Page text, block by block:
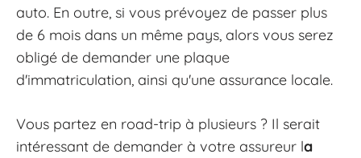
auto. En outre, si vous prévoyez de passer plus
de 6 mois dans un même pays, alors vous serez
obligé de demander une plaque
d'immatriculation, ainsi qu'une assurance locale.
Vous partez en road-trip à plusieurs ? Il serait
intéressant de demander à votre assureur la